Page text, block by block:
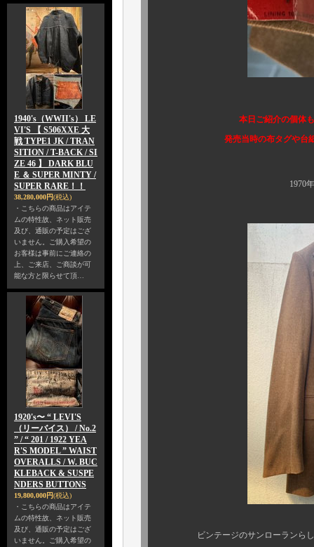
1940's（WWII's） LE
VI'S 【 S506XXE 大
戦 TYPE1 JK / TRAN
SITION / T-BACK / SI
ZE 46 】 DARK BLU
E ＆ SUPER MINTY /
SUPER RARE！！
38,280,000円(税込)
・こちらの商品はアイテ
ムの特性故、ネット販売
及び、通販の予定はござ
いません。ご購入希望の
お客様は事前にご連絡の
上、ご来店、ご商談が可
能な方と限らせて頂…
1920's〜 “ LEVI'S
（リーバイス） / No.2
” / “ 201 / 1922 YEA
R'S MODEL ” WAIST
OVERALLS / W. BUC
KLEBACK & SUSPE
NDERS BUTTONS
19,800,000円(税込)
・こちらの商品はアイテ
ムの特性故、ネット販売
及び、通販の予定はござ
いません。ご購入希望の
本日ご紹介の個体も、またし
発売当時の布タグや台紙まで未
1970年代頃の個体
ビンテージのサンローランらしい